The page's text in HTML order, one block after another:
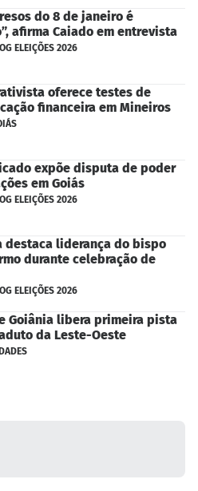
do 8 de janeiro é
afirma Caiado em entrevista
ELEIÇÕES 2026
oferece testes de
financeira em Mineiros
expõe disputa de poder
em Goiás
ELEIÇÕES 2026
destaca liderança do bispo
durante celebração de
ELEIÇÕES 2026
Goiânia libera primeira pista
da Leste-Oeste